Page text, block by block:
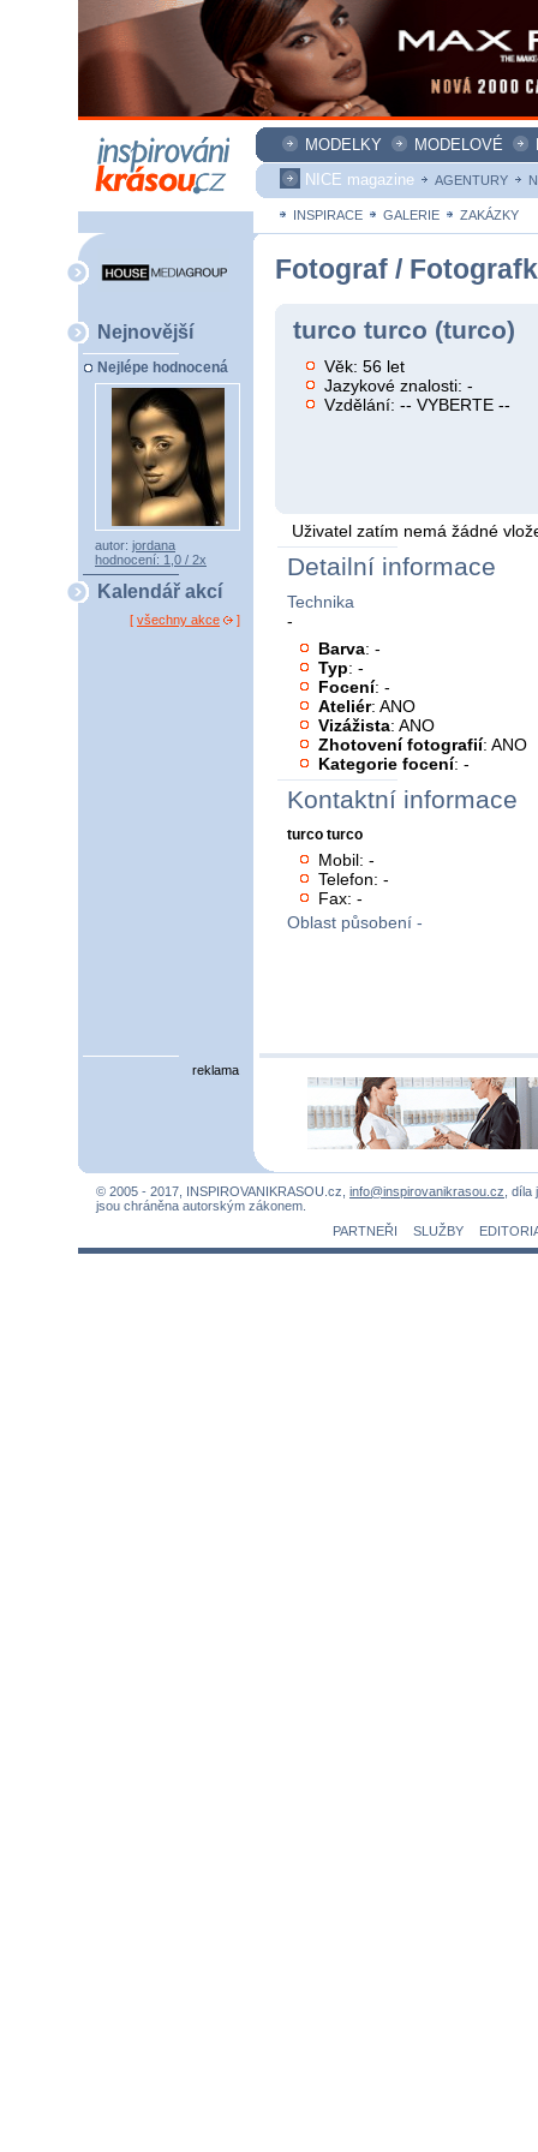
MODELKY MODELOVÉ
NICE magazine
AGENTURY
INSPIRACE GALERIE ZAKÁZKY
Nejnovější
Nejlépe hodnocená
autor: jordana
hodnocení: 1,0 / 2x
Kalendář akcí
[ všechny akce ]
Fotograf /
turco turco (turco)
Věk: 56 let
Jazykové znalosti: -
Vzdělání: -- VYBERTE --
Uživatel zatím nemá žádné
Detailní informace
Technika
-
Barva: -
Typ: -
Focení: -
Ateliér: ANO
Vizážista: ANO
Zhotovení fotografií: ANO
Kategorie focení: -
Kontaktní informace
turco turco
Mobil: -
Telefon: -
Fax: -
Oblast působení -
reklama
© 2005 - 2017, INSPIROVANIKRASOU.cz, info@inspirovanikrasou.cz ,
jsou chráněna autorským zákonem.
PARTNEŘI
SLUŽBY